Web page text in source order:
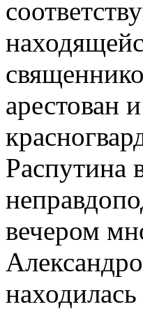
арестован
Распутина
вечером